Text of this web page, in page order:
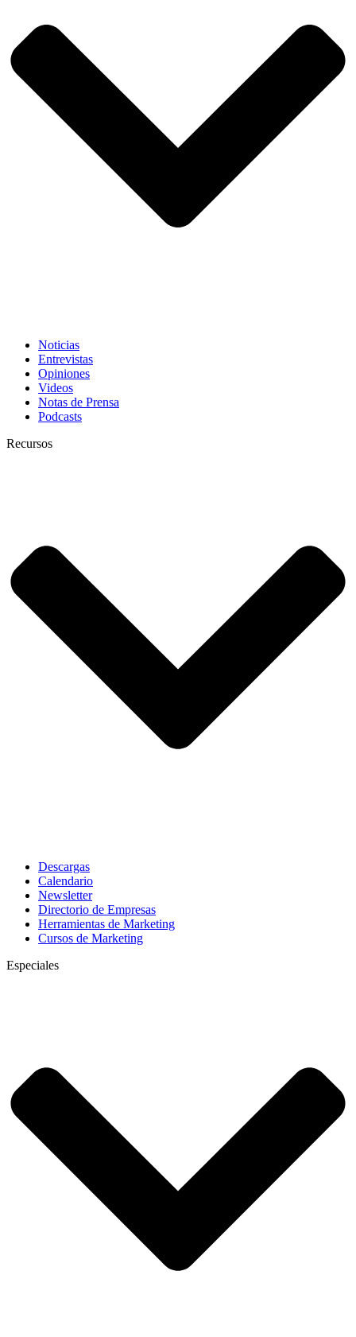
Noticias
Entrevistas
Opiniones
Videos
Notas de Prensa
Podcasts
Recursos
Descargas
Calendario
Newsletter
Directorio de Empresas
Herramientas de Marketing
Cursos de Marketing
Especiales